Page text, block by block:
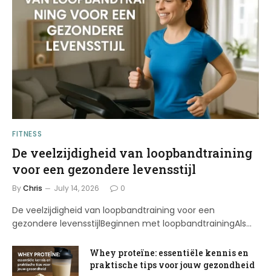
FITNESS
De veelzijdigheid van loopbandtraining
voor een gezondere levensstijl
ByChris July 14, 2026 0
De veelzijdigheid van loopbandtraining voor een
gezondere levensstijlBeginnen met loopbandtrainingAls…
Whey proteïne: essentiële kennis en
praktische tips voor jouw gezondheid